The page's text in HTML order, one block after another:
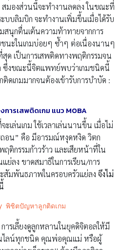
มองส่วนนี้จะทำงานลดลง ในขณะที่
บบลิมบิก จะทำงานเพิ่มขึ้นเมื่อได้รับ
สนุกตื่นเต้นความท้าทายจากการ
นะในเกมบ่อยๆ ซ้ำๆ ต่อเนื่องนานๆ
สุด เป็นการเสพติดทางพฤติกรรมจน
ก ซึ่งขณะนี้จิตแพทย์พบว่าเกมชนิดนี้
ดเกมมากจนต้องเข้ารับการบำบัด :
ารเสพติดเกม แนว MOBA
ะเล่นเกม ใช้เวลาเล่นนานขึ้น เมื่อไม่
ถอน” คือ มีอารมณ์หงุดหงิด วิตก
ติกรรมก้าวร้าว และเสียหน้าที่ใน
ย่ลง ขาดสมาธิในการเรียน/การ
สัมพันธภาพในครอบครัวแย่ลง จึงไม่
พิชิตปัญหาลูกติดเกม
ารเลี้ยงดูลูกหลานในยุคดิจิตอลให้มี
ไลน์ทุกชนิด คุณพ่อคุณแม่ หรือผู้